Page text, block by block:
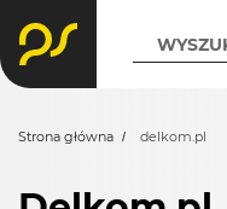
Strona główna delkom.pl